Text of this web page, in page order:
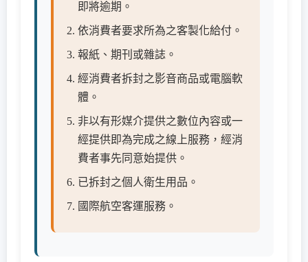
即將逾期。
依消費者要求所為之客製化給付。
報紙、期刊或雜誌。
經消費者拆封之影音商品或電腦軟
體。
非以有形媒介提供之數位內容或一
經提供即為完成之線上服務，經消
費者事先同意始提供。
已拆封之個人衛生用品。
國際航空客運服務。